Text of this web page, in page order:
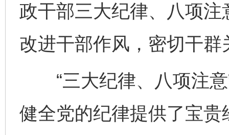
政干部三大纪律、八项注
改进干部作风，密切干群
“三大纪律、八项注意
健全党的纪律提供了宝